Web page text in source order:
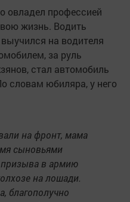
овладел профессией
жизнь. Водить
на водителя
за руль
стал автомобиль
словам юбиляра, у него
на фронт, мама
сыновьями
призыва в армию
на лошади.
благополучно